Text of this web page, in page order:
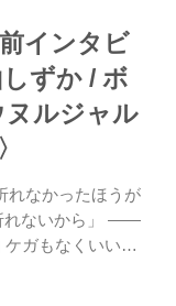
前インタビ
ずか / ボ
ヌルジャル
れなかったほうが
れないから」 ――
ガもなくいい練
メンタル面は?